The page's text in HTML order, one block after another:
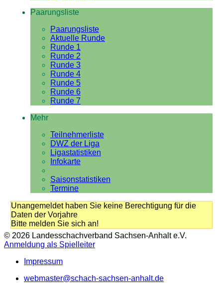
Paarungsliste
Paarungsliste
Aktuelle Runde
Runde 1
Runde 2
Runde 3
Runde 4
Runde 5
Runde 6
Runde 7
Mehr
Teilnehmerliste
DWZ der Liga
Ligastatistiken
Infokarte
Saisonstatistiken
Termine
Unangemeldet haben Sie keine Berechtigung für die
Daten der Vorjahre
Bitte melden Sie sich an!
© 2026 Landesschachverband Sachsen-Anhalt e.V.
Anmeldung als Spielleiter
Impressum
webmaster@schach-sachsen-anhalt.de